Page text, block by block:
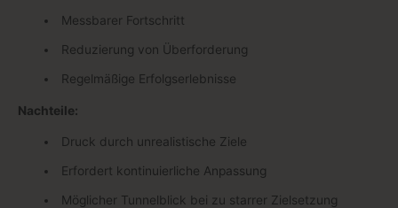
Messbarer Fortschritt
Reduzierung von Überforderung
Regelmäßige Erfolgserlebnisse
Nachteile:
Druck durch unrealistische Ziele
Erfordert kontinuierliche Anpassung
Möglicher Tunnelblick bei zu starrer Zielsetzung